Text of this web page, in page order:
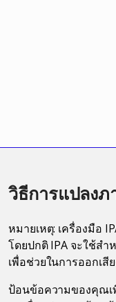
วิธีการแปลงภ
หมายเหตุ: เครื่องมือ
โดยปกติ IPA จะใช้ส
เพื่อช่วยในการออกเสี
ป้อนข้อความของคุณเ